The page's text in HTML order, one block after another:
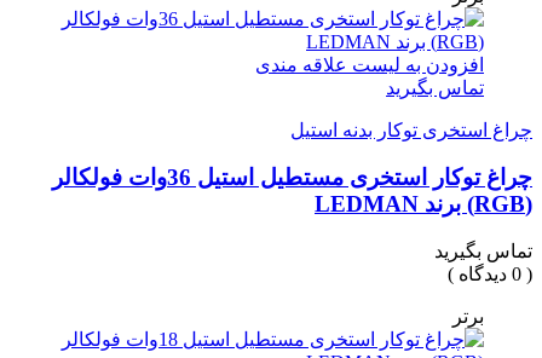
افزودن به لیست علاقه مندی
تماس بگیرید
چراغ استخری توکار بدنه استیل
چراغ توکار استخری مستطیل استیل 36وات فولکالر
(RGB) برند LEDMAN
تماس بگیرید
( 0 دیدگاه )
برتر